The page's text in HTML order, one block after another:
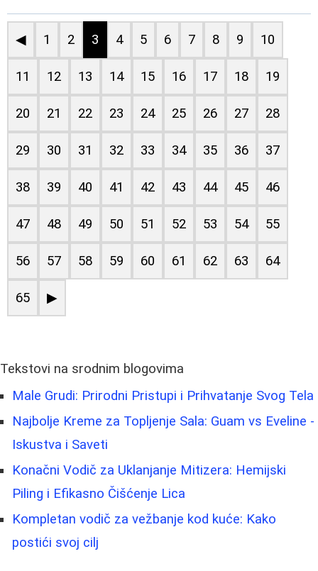
◀ 1 2 3 4 5 6 7 8 9 10
11 12 13 14 15 16 17 18 19
20 21 22 23 24 25 26 27 28
29 30 31 32 33 34 35 36 37
38 39 40 41 42 43 44 45 46
47 48 49 50 51 52 53 54 55
56 57 58 59 60 61 62 63 64
65 ▶
Tekstovi na srodnim blogovima
Male Grudi: Prirodni Pristupi i Prihvatanje Svog Tela
Najbolje Kreme za Topljenje Sala: Guam vs Eveline -
Iskustva i Saveti
Konačni Vodič za Uklanjanje Mitizera: Hemijski
Piling i Efikasno Čišćenje Lica
Kompletan vodič za vežbanje kod kuće: Kako
postići svoj cilj